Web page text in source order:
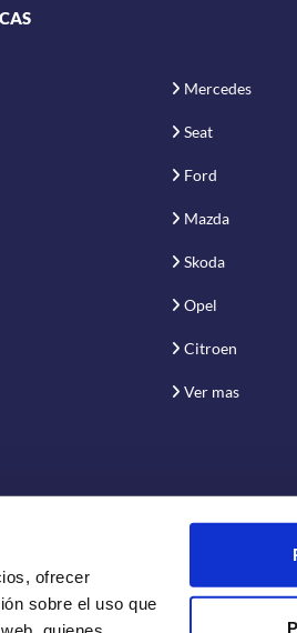
ofrecer
sobre el uso que
Mercedes
Seat
Ford
Mazda
Skoda
Opel
Citroen
Ver mas